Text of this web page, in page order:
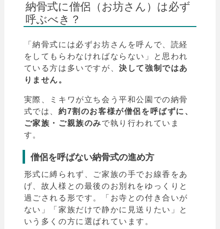
納骨式に僧侶（お坊さん）は必ず
呼ぶべき？
「納骨式には必ずお坊さんを呼んで、読経
をしてもらわなければならない」と思われ
ている方は多いですが、決して強制ではあ
りません。
実際、ミキワが立ち会う平和公園での納骨
式では、 約7割のお客様が僧侶を呼ばずに、
ご家族・ご親族のみで執り行われていま
す。
僧侶を呼ばない納骨式の進め方
形式に縛られず、ご家族の手でお線香をあ
げ、故人様との最後のお別れをゆっくりと
過ごされる形です。「お寺との付き合いが
ない」「家族だけで静かに見送りたい」と
いう多くの方に選ばれています。